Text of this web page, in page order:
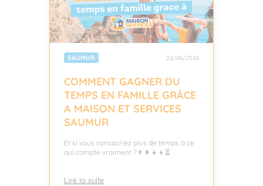
SAUMUR 22/06/2026
COMMENT GAGNER DU
TEMPS EN FAMILLE GRÂCE
A MAISON ET SERVICES
SAUMUR
Et si vous consacriez plus de temps à ce
qui compte vraiment ?👨‍👩‍👧‍👦⏳
Lire la suite